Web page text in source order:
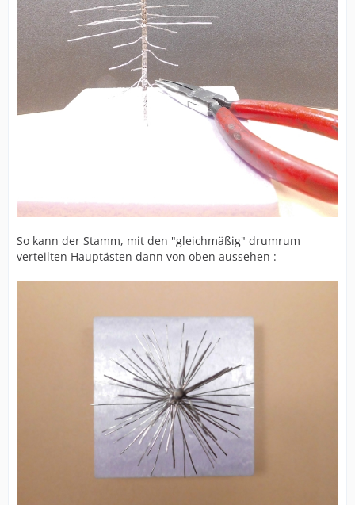
So kann der Stamm, mit den "gleichmäßig" drumrum
verteilten Hauptästen dann von oben aussehen :